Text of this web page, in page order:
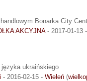
Bonarka City
AKCYJNA- 2017-01-13
ukraińskiego
- 2016-02-15 - Wieleń (